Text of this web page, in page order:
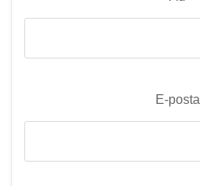
E-posta